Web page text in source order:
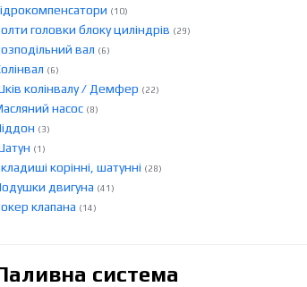
(10)
головки блоку циліндрів (29)
вал (6)
(6)
колінвалу / Демфер (22)
насос (8)
(3)
(1)
корінні, шатунні (28)
двигуна (41)
клапана (14)
система